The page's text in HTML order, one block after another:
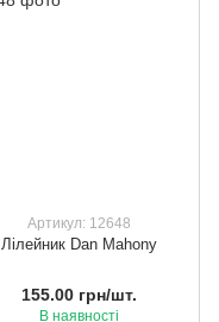
Артикул: 12648
Лілейник Dan Mahony
155.00 грн/шт.
В наявності